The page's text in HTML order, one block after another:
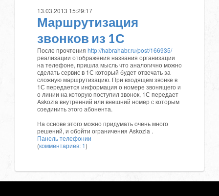
13.03.2013 15:29:17
Маршрутизация
звонков из 1С
После прочтения http://habrahabr.ru/post/166935/
реализации отображения названия организации
на телефоне, пришла мысль что аналогично можно
сделать сервис в 1С который будет отвечать за
сложную маршрутизацию. При входящем звонке в
1С передается информация о номере звонящего и
о линии на которую поступил звонок, 1С передает
Askozia внутренний или внешний номер с которым
соединить этого абонента.
На основе этого можно придумать очень много
решений, и обойти ограничения Askozia .
Панель телефонии
(комментариев: 1)